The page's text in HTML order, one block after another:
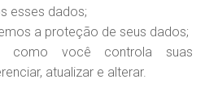
esses dados;
a proteção de seus dados;
como você controla suas
atualizar e alterar.